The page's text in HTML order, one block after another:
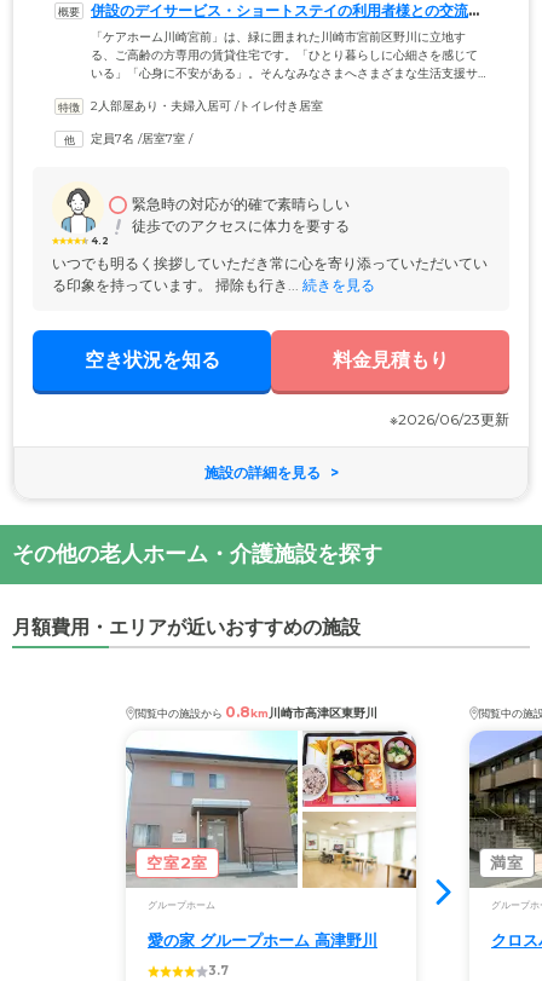
併設のデイサービス・ショートステイの利用者様との交流を
楽しめます
「ケアホーム川崎宮前」は、緑に囲まれた川崎市宮前区野川に立地す
る、ご高齢の方専用の賃貸住宅です。「ひとり暮らしに心細さを感じて
いる」「心身に不安がある」。そんなみなさまへさまざまな生活支援サ
かなサービスが可能です。賃貸住宅のため入居金はなく、敷金3ヶ月のみ
を併設。毎日のお食事やレクリエーション、お散歩の時間などは、ご入
2人部屋あり・夫婦入居可 /トイレ付き居室
定員7名 /居室7室 /
4.2
緊急時の対応が的確で素晴らしい
徒歩でのアクセスに体力を要する
いつでも明るく挨拶していただき常に心を寄り添っていただいてい
る印象を持っています。 掃除も行き... 続きを見る
空き状況を知る 料金見積もり
※2026/06/23更新
施設の詳細を見る
その他の老人ホーム・介護施設を探す
月額費用・エリアが近いおすすめの施設
閲覧中の施設から 0.8km川崎市高津区東野川
空室2室
グループホーム
愛の家 グループホーム 高津野川
3.7
閲覧中の施
満室
グループホ
クロ